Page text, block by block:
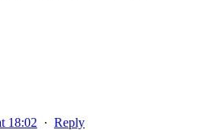
18:02 · Reply